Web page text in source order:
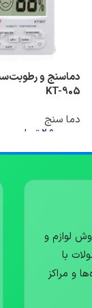
KT-905
دما سنج
2,900,000 تومان
افزودن به سبد خرید
لوازم و
با
و مراکز